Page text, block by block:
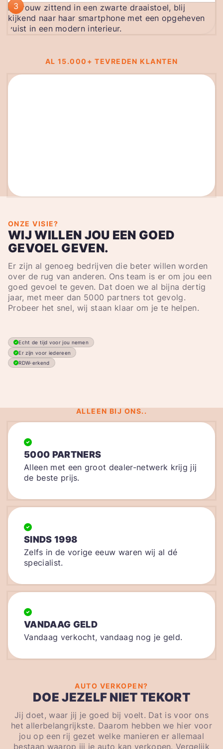
3
AL 15.000+ TEVREDEN KLANTEN
ONZE VISIE?
WIJ WILLEN JOU EEN GOED
GEVOEL GEVEN.
Er zijn al genoeg bedrijven die beter willen worden
over de rug van anderen. Ons team is er om jou een
goed gevoel te geven. Dat doen we al bijna dertig
jaar, met meer dan 5000 partners tot gevolg.
Probeer het snel, wij staan klaar om je te helpen.
Echt de tijd voor jou nemen
Er zijn voor iedereen
RDW-erkend
ALLEEN BIJ ONS..
5000 PARTNERS
Alleen met een groot dealer-netwerk krijg jij
de beste prijs.
SINDS 1998
Zelfs in de vorige eeuw waren wij al dé
specialist.
VANDAAG GELD
Vandaag verkocht, vandaag nog je geld.
AUTO VERKOPEN?
DOE JEZELF NIET TEKORT
Jij doet, waar jij je goed bij voelt. Dat is voor ons
het allerbelangrijkste. Daarom hebben we hier voor
jou op een rij gezet welke manieren er allemaal
bestaan waarop jij je auto kan verkopen. Vergelijk